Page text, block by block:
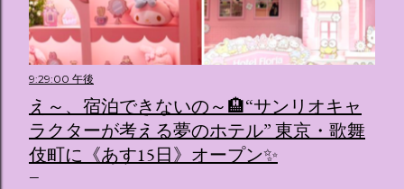
9:29:00 午後
え～、宿泊できないの～🏨“サンリオキャ
ラクターが考える夢のホテル” 東京・歌舞
伎町に《あす15日》オープン✨️